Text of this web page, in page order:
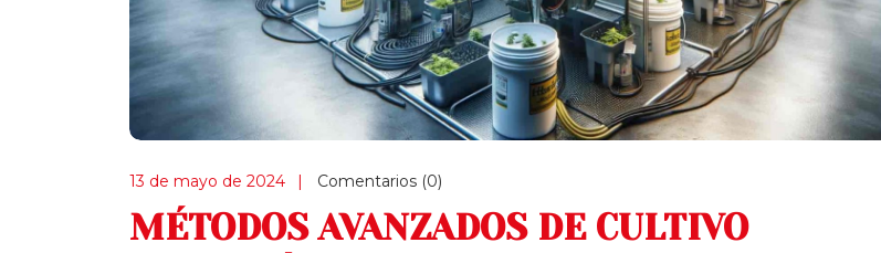
13 de mayo de 2024 Comentarios (0)
MÉTODOS AVANZADOS DE CULTIVO